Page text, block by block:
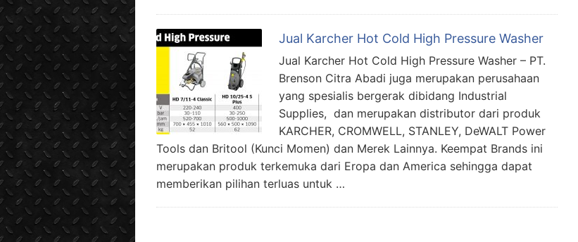
Jual Karcher Hot Cold High Pressure Washer
Jual Karcher Hot Cold High Pressure Washer – PT.
Brenson Citra Abadi juga merupakan perusahaan
yang spesialis bergerak dibidang Industrial
Supplies, dan merupakan distributor dari produk
KARCHER, CROMWELL, STANLEY, DeWALT Power
Tools dan Britool (Kunci Momen) dan Merek Lainnya. Keempat Brands ini
merupakan produk terkemuka dari Eropa dan America sehingga dapat
memberikan pilihan terluas untuk …